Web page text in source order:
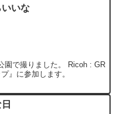
いな
園で撮りました。 Ricoh : GR
』に参加します。